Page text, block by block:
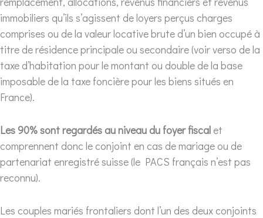
immobiliers qu’ils s’agissent de loyers perçus charges
comprises ou de la valeur locative brute d’un bien occupé à
titre de résidence principale ou secondaire (voir verso de la
taxe d’habitation pour le montant ou double de la base
imposable de la taxe foncière pour les biens situés en
France).
Les 90% sont regardés au niveau du foyer fiscal et
comprennent donc le conjoint en cas de mariage ou de
partenariat enregistré suisse (le PACS français n’est pas
reconnu).
Les couples mariés frontaliers dont l’un des deux conjoints